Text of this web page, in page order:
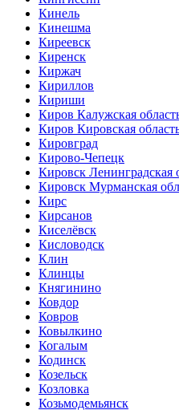
Кинель
Кинешма
Киреевск
Киренск
Киржач
Кириллов
Кириши
Киров Калужская
Киров Кировская
Кировград
Кирово-Чепецк
Кировск Ленинградская
Кировск Мурманская
Кирс
Кирсанов
Киселёвск
Кисловодск
Клин
Клинцы
Княгинино
Ковдор
Ковров
Ковылкино
Когалым
Кодинск
Козельск
Козловка
Козьмодемьянск